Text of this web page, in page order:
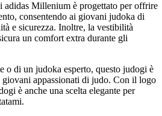
adidas Millenium è progettato per offrire
consentendo ai giovani judoka di
e sicurezza. Inoltre, la vestibilità
un comfort extra durante gli
o di un judoka esperto, questo judogi è
giovani appassionati di judo. Con il logo
è anche una scelta elegante per